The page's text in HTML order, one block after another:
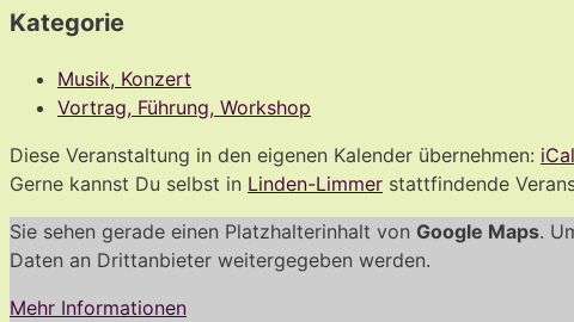
Kategorie
Musik, Konzert
Vortrag, Führung, Workshop
Diese Veranstaltung in den eigenen Kalender übernehmen: iCal
Gerne kannst Du selbst in Linden-Limmer stattfindende
Sie sehen gerade einen Platzhalterinhalt von Google Maps.
Daten an Drittanbieter weitergegeben werden.
Mehr Informationen